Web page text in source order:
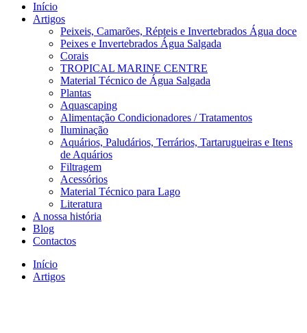
Início
Artigos
Peixeis, Camarões, Répteis e Invertebrados Água doce
Peixes e Invertebrados Água Salgada
Corais
TROPICAL MARINE CENTRE
Material Técnico de Água Salgada
Plantas
Aquascaping
Alimentação Condicionadores / Tratamentos
Iluminação
Aquários, Paludários, Terrários, Tartarugueiras e Itens
de Aquários
Filtragem
Acessórios
Material Técnico para Lago
Literatura
A nossa história
Blog
Contactos
Início
Artigos